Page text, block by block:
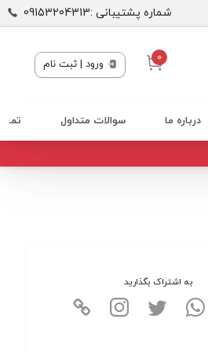
شماره پشتیبانی :09153204313
0 ورود | ثبت نام
درباره ما سوالات متداول
به اشتراک بگذارید